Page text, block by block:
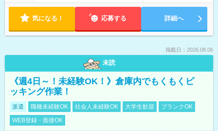
気になる！ 応募する 詳細へ
掲載日：2026.08.06
未読
《週4日～！未経験OK！》倉庫内でもくもくピ
ッキング作業！
派遣 職種未経験OK 社会人未経験OK 大学生歓迎
ブランクOK
WEB登録・面接OK